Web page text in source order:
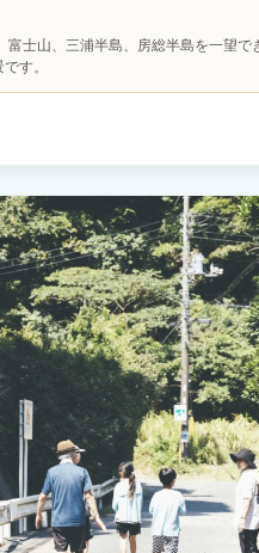
過ごしていただける空間をご用意さ
ワンフロア構成でそのままオープン
屋をご用意させていただきました。お
のご案内■■＊現地決済（現金、クレジ
グリルレンタル】1台3,300円（税
な点がございましたら事前にお問合
富士山、三浦半島、房総半島を一望で
す。